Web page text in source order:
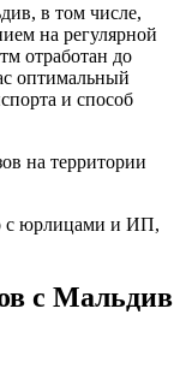
в том числе,
на регулярной
отработан до
оптимальный
и способ
на территории
с юрлицами и ИП,
с Мальдив